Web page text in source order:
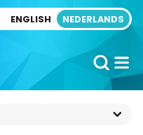
ENGLISH NEDERLANDS